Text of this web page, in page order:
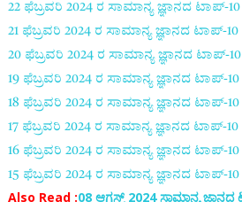
22 ಫೆಬ್ರವರಿ 2024 ರ ಸಾಮಾನ್ಯ ಜ್ಞಾನದ ಟಾಪ್-10
21 ಫೆಬ್ರವರಿ 2024 ರ ಸಾಮಾನ್ಯ ಜ್ಞಾನದ ಟಾಪ್-10
20 ಫೆಬ್ರವರಿ 2024 ರ ಸಾಮಾನ್ಯ ಜ್ಞಾನದ ಟಾಪ್-10
19 ಫೆಬ್ರವರಿ 2024 ರ ಸಾಮಾನ್ಯ ಜ್ಞಾನದ ಟಾಪ್-10
18 ಫೆಬ್ರವರಿ 2024 ರ ಸಾಮಾನ್ಯ ಜ್ಞಾನದ ಟಾಪ್-10
17 ಫೆಬ್ರವರಿ 2024 ರ ಸಾಮಾನ್ಯ ಜ್ಞಾನದ ಟಾಪ್-10
16 ಫೆಬ್ರವರಿ 2024 ರ ಸಾಮಾನ್ಯ ಜ್ಞಾನದ ಟಾಪ್-10
15 ಫೆಬ್ರವರಿ 2024 ರ ಸಾಮಾನ್ಯ ಜ್ಞಾನದ ಟಾಪ್-10
Also Read :08 ಆಗಸ್ಟ್ 2024 ಸಾಮಾನ್ಯ ಜ್ಞಾನದ